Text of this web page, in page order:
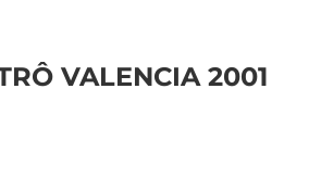
VALENCIA 2001